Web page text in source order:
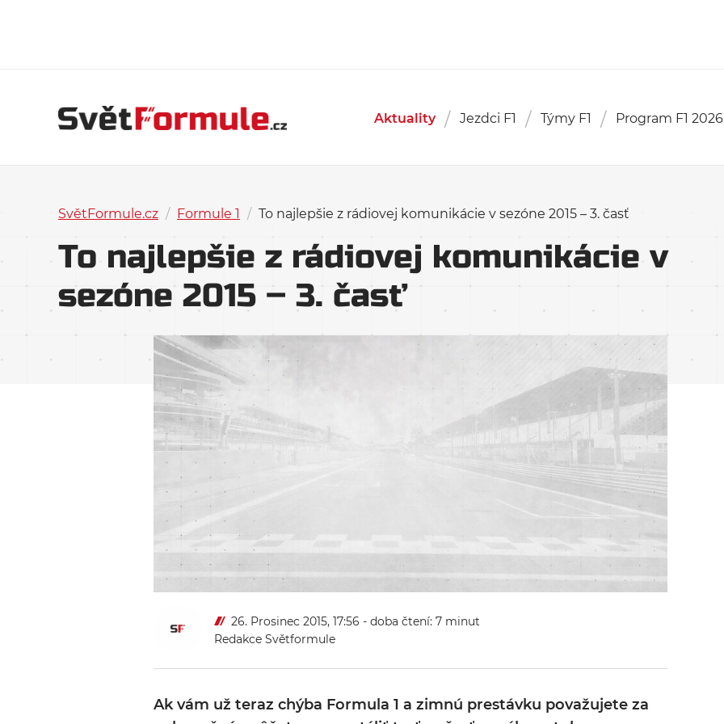
Aktuality Jezdci F1 Týmy F1 Program F1 2026
SvětFormule.cz / Formule 1 / To najlepšie z rádiovej komunikácie v sezóne 2015 – 3. časť
To najlepšie z rádiovej komunikácie v
sezóne 2015 – 3. časť
26. Prosinec 2015, 17:56 - doba čtení: 7 minut
Redakce Světformule
Ak vám už teraz chýba Formula 1 a zimnú prestávku považujete za